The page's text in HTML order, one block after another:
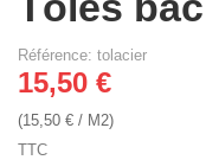
Référence: tolacier
15,50 €
(15,50 € / M2)
TTC